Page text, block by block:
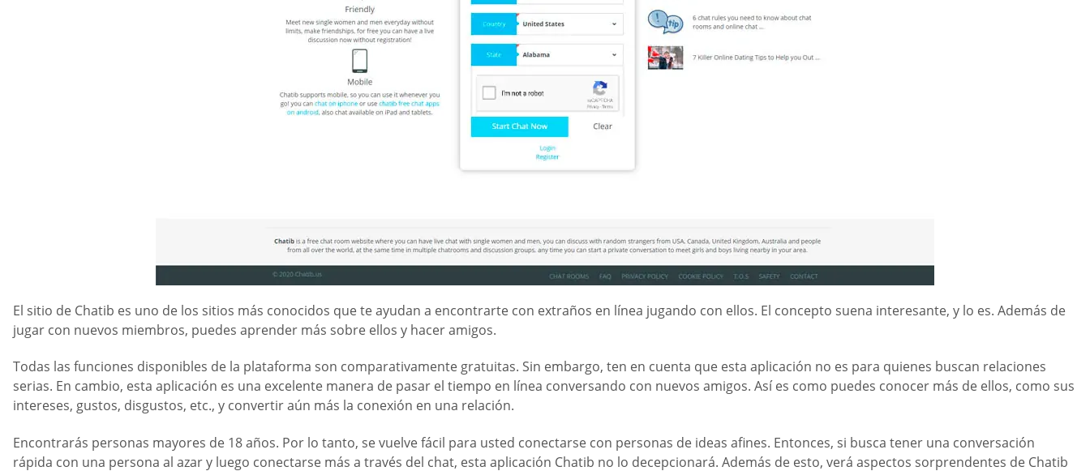
El sitio de Chatib es uno de los sitios más conocidos que te ayudan a encontrarte con extraños en línea jugando con ellos. El concepto suena interesante, y lo es. Además de
jugar con nuevos miembros, puedes aprender más sobre ellos y hacer amigos.
Todas las funciones disponibles de la plataforma son comparativamente gratuitas. Sin embargo, ten en cuenta que esta aplicación no es para quienes buscan relaciones
serias. En cambio, esta aplicación es una excelente manera de pasar el tiempo en línea conversando con nuevos amigos. Así es como puedes conocer más de ellos, como sus
intereses, gustos, disgustos, etc., y convertir aún más la conexión en una relación.
Encontrarás personas mayores de 18 años. Por lo tanto, se vuelve fácil para usted conectarse con personas de ideas afines. Entonces, si busca tener una conversación
rápida con una persona al azar y luego conectarse más a través del chat, esta aplicación Chatib no lo decepcionará. Además de esto, verá aspectos sorprendentes de Chatib